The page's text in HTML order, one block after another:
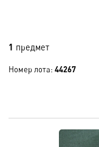
1 предмет
Номер лота: 44267